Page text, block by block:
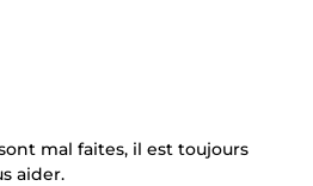
mal faites, il est toujours
aider.